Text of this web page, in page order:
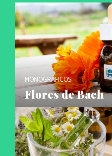
MONOGRÁFICOS
Flores de Bach